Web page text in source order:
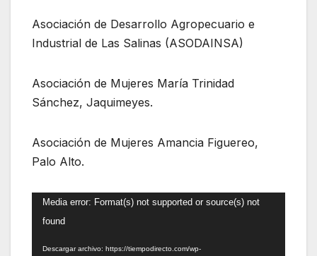
Asociación de Desarrollo Agropecuario e
Industrial de Las Salinas (ASODAINSA)
Asociación de Mujeres María Trinidad
Sánchez, Jaquimeyes.
Asociación de Mujeres Amancia Figuereo,
Palo Alto.
Reproductor
de
Media error: Format(s) not supported or source(s) not
found
Descargar archivo: https://tiempodirecto.com/wp-